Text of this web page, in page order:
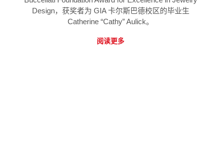
Design，获奖者为 GIA 卡尔斯巴德校区的毕业生
Catherine “Cathy” Aulick。
阅读更多